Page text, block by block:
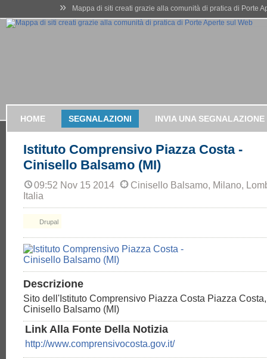
» Mappa di siti creati grazie alla comunità di pratica di Porte
HOME SEGNALAZIONI INVIA UNA SEGNALAZIONE
Istituto Comprensivo Piazza Costa -
Cinisello Balsamo (MI)
09:52 Nov 15 2014
Cinisello Balsamo, Milano,
Italia
Drupal
Descrizione
Sito dell'Istituto Comprensivo Piazza Costa Piazza
Cinisello Balsamo (MI)
Link Alla Fonte Della Notizia
http://www.comprensivocosta.gov.it/